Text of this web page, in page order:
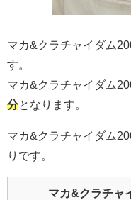
マカ&クラチャイダム
す。
マカ&クラチャイダム
分となります。
マカ&クラチャイダム
りです。
マカ&クラチャ